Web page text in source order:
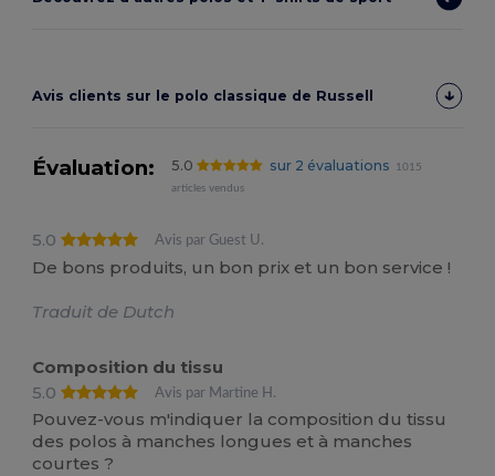
Avis clients sur le polo classique de Russell
Évaluation: 5.0 sur 2 évaluations
1015
articles vendus
5.0 Avis par Guest U.
De bons produits, un bon prix et un bon service !
Traduit de Dutch
Composition du tissu
5.0
Avis par Martine H.
Pouvez-vous m'indiquer la composition du tissu
des polos à manches longues et à manches
courtes ?